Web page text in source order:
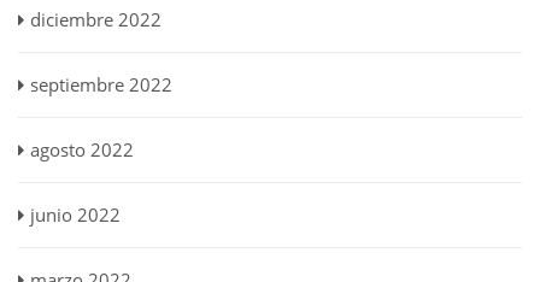
diciembre 2022
septiembre 2022
agosto 2022
junio 2022